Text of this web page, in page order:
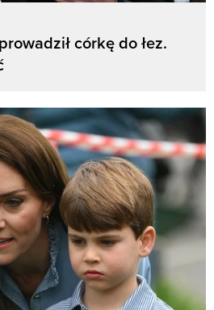
córkę do łez.